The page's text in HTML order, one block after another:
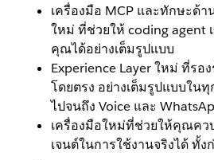
เครื่องมือ MCP และทักษะด้
ใหม่ ที่ช่วยให้ coding agent
คุณได้อย่างเต็มรูปแบบ
Experience Layer ใหม่ ที่รอ
โดยตรง อย่างเต็มรูปแบบใน
ไปจนถึง Voice และ
เครื่องมือใหม่ที่ช่วยให้คุณคว
เจนต์ในการใช้งานจริงได้ ทั้